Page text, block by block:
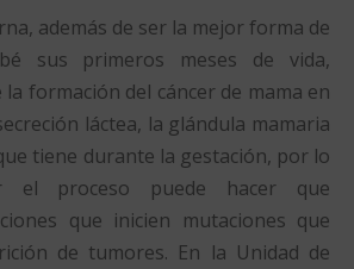
además de ser la mejor forma de
sus primeros meses de vida,
formación del cáncer de mama en
láctea, la glándula mamaria
tiene durante la gestación, por lo
el proceso puede hacer que
que inicien mutaciones que
de tumores. En la Unidad de